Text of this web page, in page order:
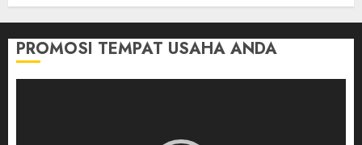
PROMOSI TEMPAT USAHA ANDA